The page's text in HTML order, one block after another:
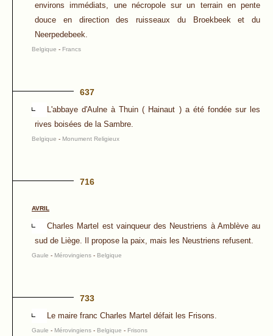
environs immédiats, une nécropole sur un terrain en pente
douce en direction des ruisseaux du Broekbeek et du
Neerpedebeek.
Belgique - Francs
637
L'abbaye d'Aulne à Thuin ( Hainaut ) a été fondée sur les
rives boisées de la Sambre.
Belgique - Monument Religieux
716
AVRIL
Charles Martel est vainqueur des Neustriens à Amblève au
sud de Liège. Il propose la paix, mais les Neustriens refusent.
Gaule - Mérovingiens - Belgique
733
Le maire franc Charles Martel défait les Frisons.
Gaule - Mérovingiens - Belgique - Frisons